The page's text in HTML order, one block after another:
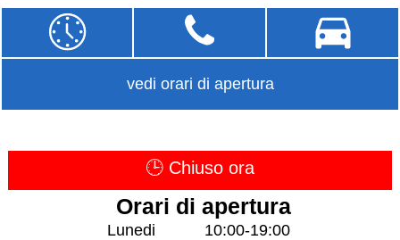
vedi orari di apertura
🕒 Chiuso ora
Orari di apertura
Lunedi
10:00-19:00